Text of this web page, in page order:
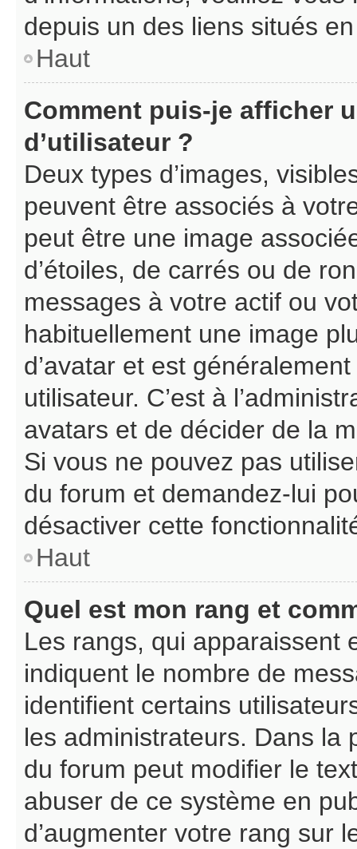
depuis un des liens situés
Haut
Comment puis-je afficher
d’utilisateur ?
Deux types d’images,
peuvent être associés à
peut être une image
d’étoiles, de carrés ou de
messages à votre actif ou
habituellement une image
d’avatar et est
utilisateur. C’est à
avatars et de décider de la
Si vous ne pouvez pas
du forum et demandez-lui
désactiver cette
Haut
Quel est mon rang et
Les rangs, qui apparaissent
indiquent le nombre de
identifient certains
les administrateurs. Dans la
du forum peut modifier le
abuser de ce système en
d’augmenter votre rang sur